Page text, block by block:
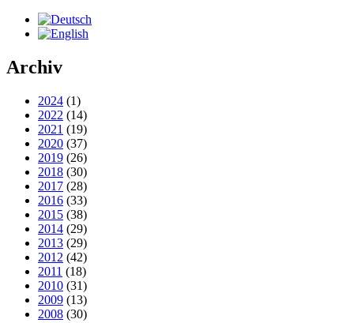
Archiv
2024 (1)
2022 (14)
2021 (19)
2020 (37)
2019 (26)
2018 (30)
2017 (28)
2016 (33)
2015 (38)
2014 (29)
2013 (29)
2012 (42)
2011 (18)
2010 (31)
2009 (13)
2008 (30)